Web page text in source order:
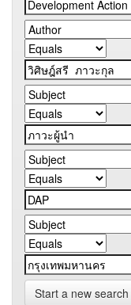
Start a new search